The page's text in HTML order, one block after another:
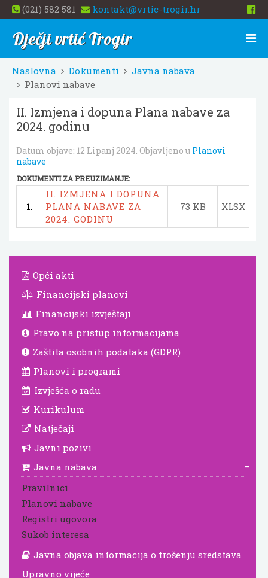
(021) 582 581 kontakt@vrtic-trogir.hr
Dječji vrtić Trogir
Naslovna Dokumenti
Javna nabava
Planovi nabave
II. Izmjena i dopuna Plana nabave za
2024. godinu
Datum objave: 12 Lipanj 2024. Objavljeno u Planovi
nabave
DOKUMENTI ZA PREUZIMANJE:
1.
II. IZMJENA I DOPUNA
PLANA NABAVE ZA
2024. GODINU
73 KB XLSX
Opći akti
Financijski planovi
Financijski izvještaji
Pravo na pristup informacijama
Zaštita osobnih podataka (GDPR)
Planovi i programi
Izvješća o radu
Kurikulum
Natječaji
Javni pozivi
Javna nabava
Pravilnici
Planovi nabave
Registri ugovora
Sukob interesa
Javna objava informacija o trošenju sredstava
Upravno vijeće